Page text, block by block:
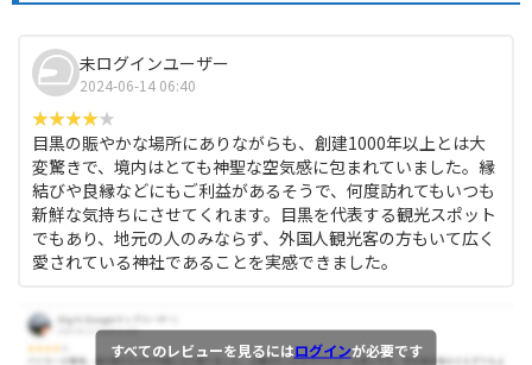
未ログインユーザー
2024-06-14 06:40
目黒の賑やかな場所にありながらも、創建1000年以上とは大
変驚きで、境内はとても神聖な空気感に包まれていました。縁
結びや良縁などにもご利益があるそうで、何度訪れてもいつも
新鮮な気持ちにさせてくれます。目黒を代表する観光スポット
でもあり、地元の人のみならず、外国人観光客の方もいて広く
愛されている神社であることを実感できました。
すべてのレビューを見るにはログインが必要です